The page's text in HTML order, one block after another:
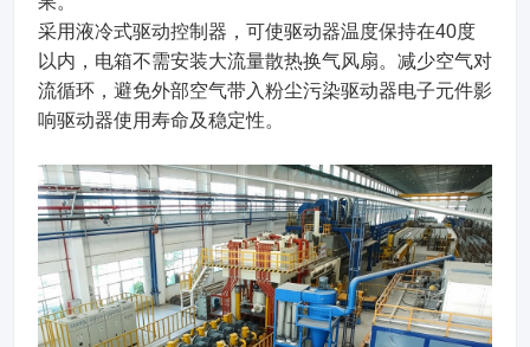
采用液冷式驱动控制器，可使驱动器温度保持在40度
以内，电箱不需安装大流量散热换气风扇。减少空气对
流循环，避免外部空气带入粉尘污染驱动器电子元件影
响驱动器使用寿命及稳定性。